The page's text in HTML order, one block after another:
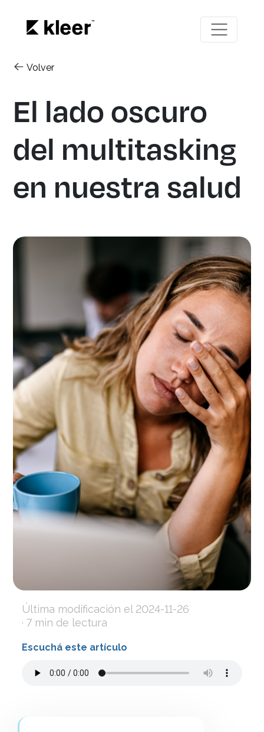
Volver
El lado oscuro
del multitasking
en nuestra salud
Última modificación el 2024-11-26
· 7 min de lectura
Escuchá este artículo